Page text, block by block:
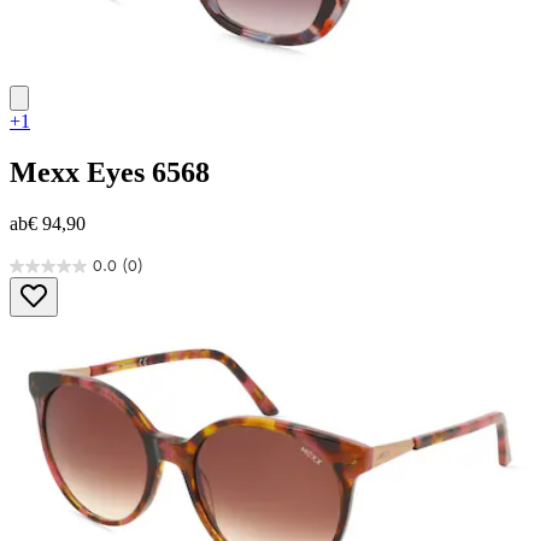
+1
Mexx Eyes 6568
ab€ 94,90
0.0 (0)
0.0
von
5